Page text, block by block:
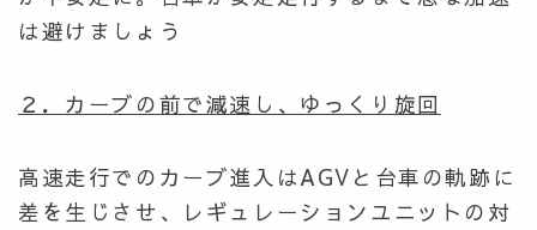
は避けましょう
２．カーブの前で減速し、ゆっくり旋回
高速走行でのカーブ進入はAGVと台車の軌跡に
差を生じさせ、レギュレーションユニットの対